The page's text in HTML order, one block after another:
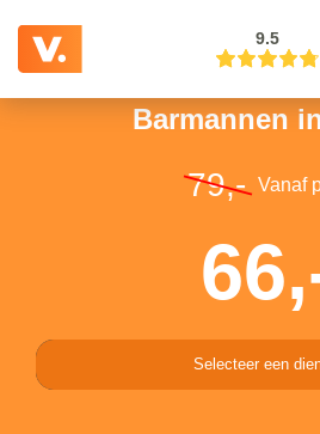
9.5
Barmannen
79,- Vanaf
Selecteer een